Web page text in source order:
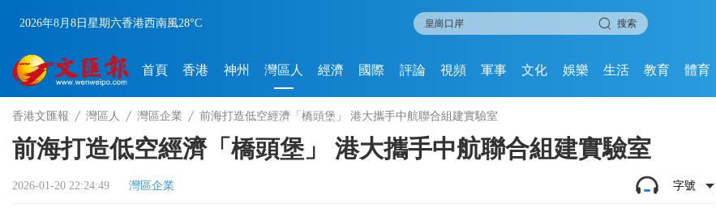
2026年8月8日 星期六香港西南風28°C 搜索
首頁 香港 神州 灣區人 經濟 國際 評論 視頻 軍事 文化 娛樂 生活 教育 體育
香港文匯報 灣區人 灣區企業 前海打造低空經濟「橋頭堡」 港大攜手中航聯合組建實驗室
前海打造低空經濟「橋頭堡」 港大攜手中航聯合組建實驗室
2026-01-20 22:24:49 灣區企業 字號